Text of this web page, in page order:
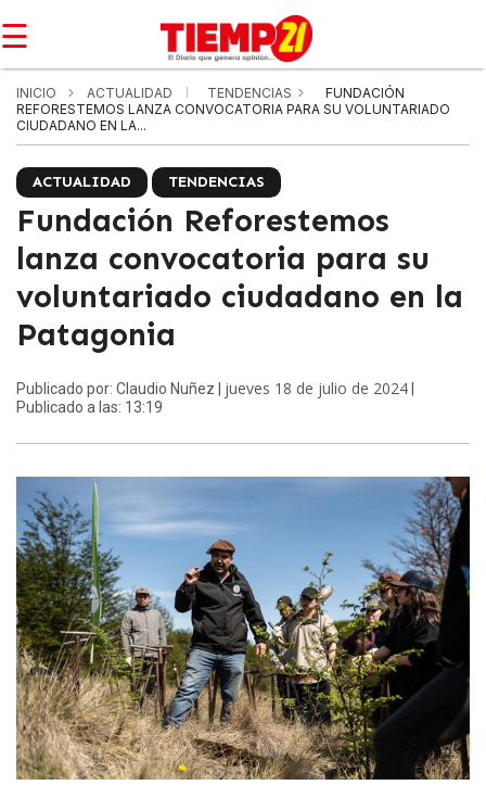
☰
INICIO ACTUALIDAD TENDENCIAS
FUNDACIÓN
REFORESTEMOS LANZA CONVOCATORIA PARA SU VOLUNTARIADO
CIUDADANO EN LA...
ACTUALIDAD TENDENCIAS
Fundación Reforestemos
lanza convocatoria para su
voluntariado ciudadano en la
Patagonia
Publicado por: Claudio Nuñez | jueves 18 de julio de 2024
Publicado a las: 13:19